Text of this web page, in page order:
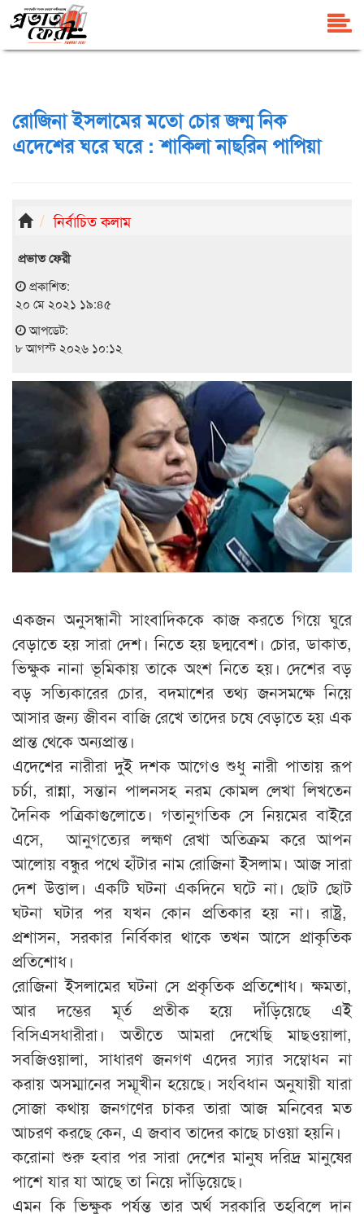
রোজিনা ইসলামের মতো চোর জন্ম নিক
এদেশের ঘরে ঘরে : শাকিলা নাছরিন পাপিয়া
নির্বাচিত কলাম
প্রভাত ফেরী
প্রকাশিত:
২০ মে ২০২১ ১৯:৪৫
আপডেট:
৮ আগস্ট ২০২৬ ১০:১২
একজন অনুসন্ধানী সাংবাদিককে কাজ করতে গিয়ে ঘুরে
বেড়াতে হয় সারা দেশ। নিতে হয় ছদ্মবেশ। চোর, ডাকাত,
ভিক্ষুক নানা ভূমিকায় তাকে অংশ নিতে হয়। দেশের বড়
বড় সত্যিকারের চোর, বদমাশের তথ্য জনসমক্ষে নিয়ে
আসার জন্য জীবন বাজি রেখে তাদের চষে বেড়াতে হয় এক
প্রান্ত থেকে অন্যপ্রান্ত।
এদেশের নারীরা দুই দশক আগেও শুধু নারী পাতায় রূপ
চর্চা, রান্না, সন্তান পালনসহ নরম কোমল লেখা লিখতেন
দৈনিক পত্রিকাগুলোতে। গতানুগতিক সে নিয়মের বাইরে
এসে, আনুগত্যের লহ্মণ রেখা অতিক্রম করে আপন
আলোয় বন্ধুর পথে হাঁটার নাম রোজিনা ইসলাম। আজ সারা
দেশ উত্তাল। একটি ঘটনা একদিনে ঘটে না। ছোট ছোট
ঘটনা ঘটার পর যখন কোন প্রতিকার হয় না। রাষ্ট্র,
প্রশাসন, সরকার নির্বিকার থাকে তখন আসে প্রাকৃতিক
প্রতিশোধ।
রোজিনা ইসলামের ঘটনা সে প্রকৃতিক প্রতিশোধ। ক্ষমতা,
আর দম্ভের মূর্ত প্রতীক হয়ে দাঁড়িয়েছে এই
বিসিএসধারীরা। অতীতে আমরা দেখেছি মাছওয়ালা,
সবজিওয়ালা, সাধারণ জনগণ এদের স্যার সম্বোধন না
করায় অসম্মানের সম্মূখীন হয়েছে। সংবিধান অনুযায়ী যারা
সোজা কথায় জনগণের চাকর তারা আজ মনিবের মত
আচরণ করছে কেন, এ জবাব তাদের কাছে চাওয়া হয়নি।
করোনা শুরু হবার পর সারা দেশের মানুষ দরিদ্র মানুষের
পাশে যার যা আছে তা নিয়ে দাঁড়িয়েছে।
এমন কি ভিক্ষুক পর্যন্ত তার অর্থ সরকারি তহবিলে দান